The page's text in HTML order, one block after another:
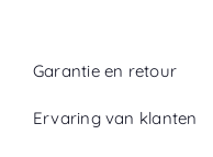
Garantie en retour
Ervaring van klanten